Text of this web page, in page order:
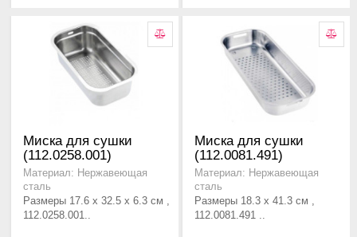
Миска для сушки
(112.0258.001)
Материал: Нержавеющая
сталь
Размеры 17.6 x 32.5 x 6.3 см ,
112.0258.001..
Миска для сушки
(112.0081.491)
Материал: Нержавеющая
сталь
Размеры 18.3 x 41.3 см ,
112.0081.491 ..